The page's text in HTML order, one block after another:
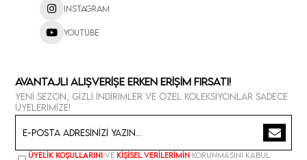
Instagram
Youtube
Avantajlı Alışverişe Erken Erişim Fırsatı!
Yeni sezon, gizli indirimler ve özel koleksiyonlar sadece
üyelerimize!
Üyelik koşullarını ve kişisel verilerimin korunmasını kabul